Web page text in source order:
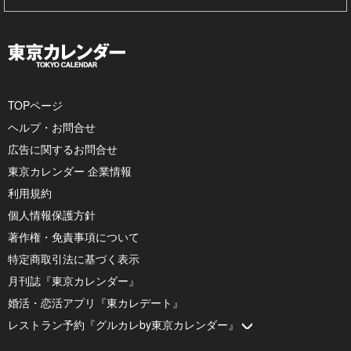
TOPページ
ヘルプ・お問合せ
広告に関するお問合せ
東京カレンダー 企業情報
利用規約
個人情報保護方針
著作権・免責事項について
特定商取引法に基づく表示
月刊誌『東京カレンダー』
婚活・恋活アプリ『東カレデート』
レストラン予約『グルカレby東京カレンダー』